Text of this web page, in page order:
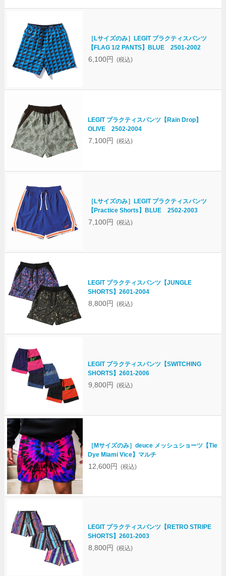
［Lサイズのみ］LEGIT プラクティスパンツ
【FLAG 1/2 PANTS】BLUE 2501-2002
6,100円 (税込)
LEGIT プラクティスパンツ【Rain Drop】
OLIVE 2502-2004
7,100円 (税込)
［Lサイズのみ］LEGIT プラクティスパンツ
【Practice Shorts】BLUE 2502-2003
7,100円 (税込)
LEGIT プラクティスパンツ【JUNGLE
SHORTS】2601-2004
8,800円 (税込)
LEGIT プラクティスパンツ【SWITCHING
SHORTS】2601-2006
9,800円 (税込)
［Mサイズのみ］deuce メッシュショーツ【Tie
Dye Miami Vice】マルチ
12,600円 (税込)
LEGIT プラクティスパンツ【RETRO STRIPE
SHORTS】2601-2003
8,800円 (税込)